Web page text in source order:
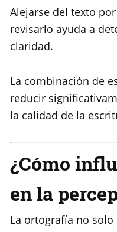
Alejarse del texto
revisarlo ayuda a
claridad.
La combinación de
reducir
la calidad de la
¿Cómo
en la
La ortografía no